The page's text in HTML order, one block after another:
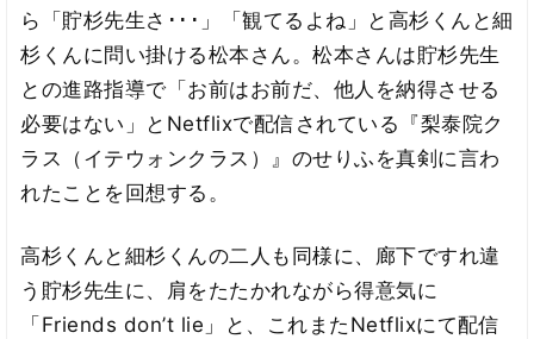
ら「貯杉先生さ･･･」「観てるよね」と高杉くんと細
杉くんに問い掛ける松本さん。松本さんは貯杉先生
との進路指導で「お前はお前だ、他人を納得させる
必要はない」とNetflixで配信されている『梨泰院ク
ラス（イテウォンクラス）』のせりふを真剣に言わ
れたことを回想する。
高杉くんと細杉くんの二人も同様に、廊下ですれ違
う貯杉先生に、肩をたたかれながら得意気に
「Friends don’t lie」と、これまたNetflixにて配信